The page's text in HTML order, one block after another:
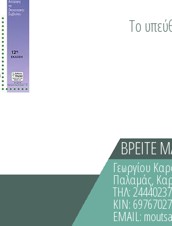
Το
ΒΡΕΙΤΕ
Γεωργίου
Παλαμάς,
ΤΗΛ:
ΚΙΝ:
EMAIL: